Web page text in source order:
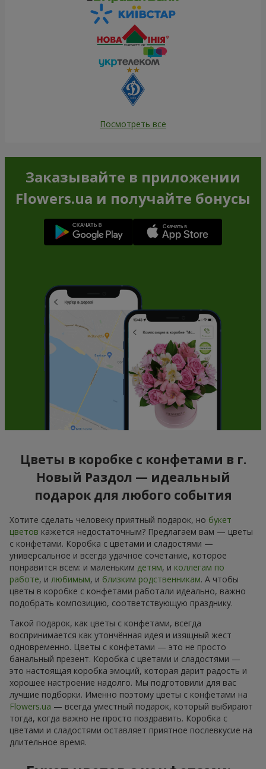
Посмотреть все
Заказывайте в приложении
Flowers.ua и получайте бонусы
Цветы в коробке с конфетами в г.
Новый Раздол — идеальный
подарок для любого события
Хотите сделать человеку приятный подарок, но букет
цветов кажется недостаточным? Предлагаем вам — цветы
с конфетами. Коробка с цветами и сладостями —
универсальное и всегда удачное сочетание, которое
понравится всем: и маленьким детям, и коллегам по
работе, и любимым, и близким родственникам. А чтобы
цветы в коробке с конфетами работали идеально, важно
подобрать композицию, соответствующую празднику.
Такой подарок, как цветы с конфетами, всегда
воспринимается как утончённая идея и изящный жест
одновременно. Цветы с конфетами — это не просто
банальный презент. Коробка с цветами и сладостями —
это настоящая коробка эмоций, которая дарит радость и
хорошее настроение надолго. Мы подготовили для вас
лучшие подборки. Именно поэтому цветы с конфетами на
Flowers.ua — всегда уместный подарок, который выбирают
тогда, когда важно не просто поздравить. Коробка с
цветами и сладостями оставляет приятное послевкусие на
длительное время.